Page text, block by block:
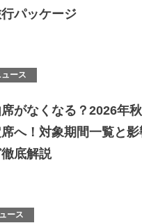
パッケージ
ュース
席がなくなる？2026年
へ！対象期間一覧と
底解説
ース